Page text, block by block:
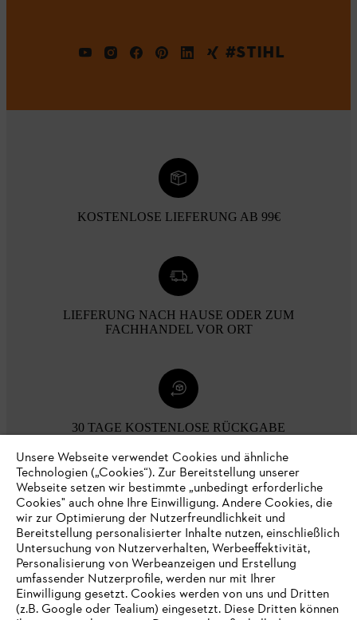
#STIHL
KOSTENLOSE LIEFERUNG AB 99€
LIEFERUNG NACH HAUSE ODER ZUM
FACHHANDEL VOR ORT
30 TAGE KOSTENLOSE RÜCKGABE
Zahlungsmöglichkeiten
Unsere Webseite verwendet Cookies und ähnliche
Technologien („Cookies“). Zur Bereitstellung unserer
Webseite setzen wir bestimmte „unbedingt erforderliche
Cookies" auch ohne Ihre Einwilligung. Andere Cookies, die
wir zur Optimierung der Nutzerfreundlichkeit und
Bereitstellung personalisierter Inhalte nutzen, einschließlich
Untersuchung von Nutzerverhalten, Werbeeffektivität,
Personalisierung von Werbeanzeigen und Erstellung
umfassender Nutzerprofile, werden nur mit Ihrer
Einwilligung gesetzt. Cookies werden von uns und Dritten
(z.B. Google oder Tealium) eingesetzt. Diese Dritten können